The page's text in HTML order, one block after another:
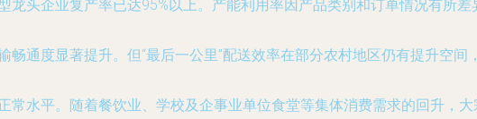
龙头企业复产率已达95%以上。产能利用率因产品类别和订单情况有所
通度显著提升。但“最后一公里”配送效率在部分农村地区仍有提升空间
常水平。随着餐饮业、学校及企事业单位食堂等集体消费需求的回升，大